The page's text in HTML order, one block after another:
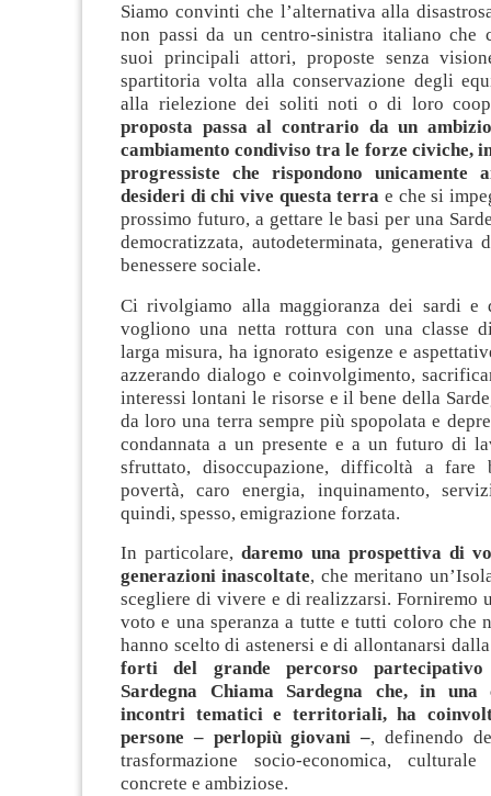
Siamo convinti che l’alternativa alla
non passi da un centro-sinistra italiano che
suoi principali attori, proposte senza
spartitoria volta alla conservazione degli
alla rielezione dei soliti noti o di loro
proposta passa al contrario da un
cambiamento condiviso tra le forze civiche,
progressiste che rispondono unicamente
desideri di chi vive questa terra e che si
prossimo futuro, a gettare le basi per una
democratizzata, autodeterminata, generativa
benessere sociale.
Ci rivolgiamo alla maggioranza dei sardi e
vogliono una netta rottura con una classe
larga misura, ha ignorato esigenze e
azzerando dialogo e coinvolgimento,
interessi lontani le risorse e il bene della
da loro una terra sempre più spopolata e
condannata a un presente e a un futuro di
sfruttato, disoccupazione, difficoltà a fare
povertà, caro energia, inquinamento,
quindi, spesso, emigrazione forzata.
In particolare, daremo una prospettiva di
generazioni inascoltate, che meritano
scegliere di vivere e di realizzarsi. Forniremo
voto e una speranza a tutte e tutti coloro che
hanno scelto di astenersi e di allontanarsi
forti del grande percorso partecipativo
Sardegna Chiama Sardegna che, in una
incontri tematici e territoriali, ha
persone – perlopiù giovani –, definendo
trasformazione socio-economica,
concrete e ambiziose.